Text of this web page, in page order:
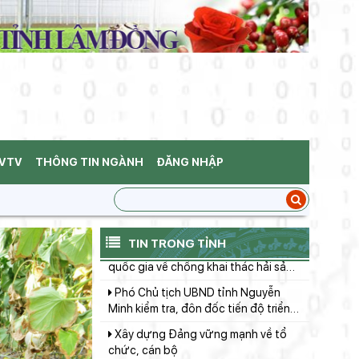
THÔNG TIN NGÀNH ĐĂNG NHẬP
TIN TRONG TỈNH
“Chiến dịch Quang Trung”
Tập trung tháo gỡ khó khăn, đẩy
mắc, thúc đẩy nông nghiệp bền
vững
khả năng nhân rộng cấp tỉnh
quốc gia về chống khai thác hải sản
bất hợp pháp, không báo cáo và
Phó Chủ tịch UBND tỉnh Nguyễn
Minh kiểm tra, đôn đốc tiến độ triển
khai các dự án giao thông trọng
điểm khu vực Đông Nam tỉnh
Xây dựng Đảng vững mạnh về tổ
chức, cán bộ
Tập trung phát huy giá trị Công viên
địa chất toàn cầu UNESCO Đắk
Nông, hướng tới phát triển bền vững
Tiến độ thực hiện các khu tái định